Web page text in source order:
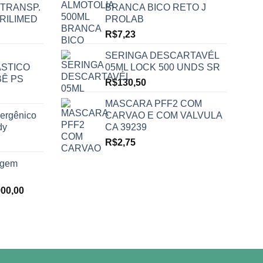
PS
O
BRANCA BICO RETO J
PROLAB
R$7,23
SERINGA DESCARTAVÉL
05ML LOCK 500 UNDS SR
R$130,50
MASCARA PFF2 COM
CARVAO E COM VALVULA
CA 39239
R$2,75